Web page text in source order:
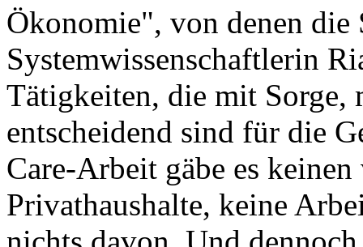
Ökonomie", von denen die
Systemwissenschaftlerin
Tätigkeiten, die mit Sorge,
entscheidend sind für die
Care-Arbeit gäbe es
Privathaushalte, keine